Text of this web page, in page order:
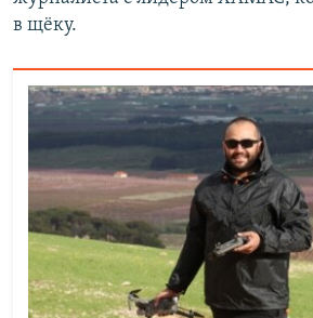
в щёку.